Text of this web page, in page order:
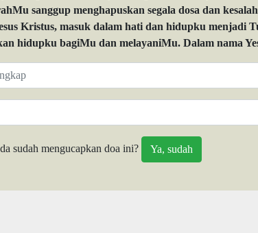
sanggup menghapuskan segala dosa dan
Kristus, masuk dalam hati dan hidupku menjadi
hidupku bagiMu dan melayaniMu. Dalam nama
sudah mengucapkan doa ini?